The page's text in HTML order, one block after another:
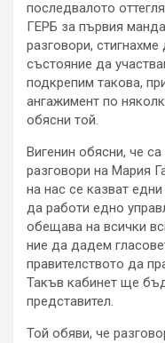
последвалото
ГЕРБ за първия
разговори,
състояние да
подкрепим такова,
ангажимент по
обясни той.
Вигенин обясни, че
разговори на Мария
на нас се казват
да работи едно
обещава на всички
ние да дадем
правителството да
Такъв кабинет ще
представител.
Той обяви, че